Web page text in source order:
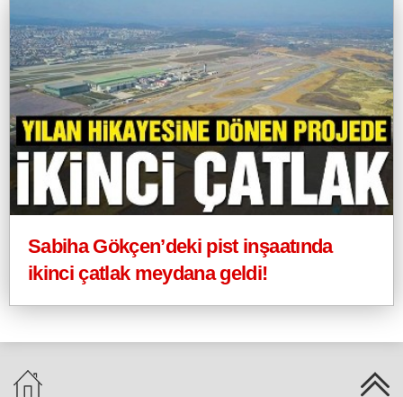
Sabiha Gökçen’deki pist inşaatında
ikinci çatlak meydana geldi!